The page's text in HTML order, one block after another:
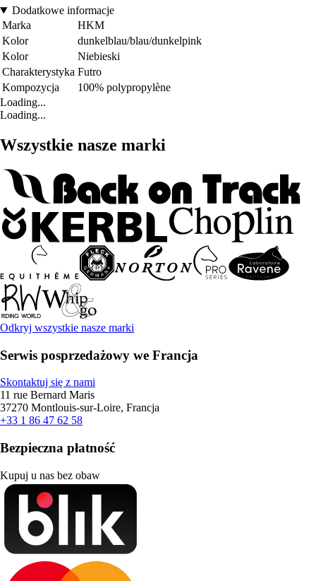
Dodatkowe informacje
Marka
HKM
Kolor
dunkelblau/blau/dunkelpink
Kolor
Niebieski
Charakterystyka Futro
Kompozycja
100% polypropylène
Loading...
Loading...
Wszystkie nasze marki
Odkryj wszystkie nasze marki
Serwis posprzedażowy we Francja
Skontaktuj się z nami
11 rue Bernard Maris
37270 Montlouis-sur-Loire, Francja
+33 1 86 47 62 58
Bezpieczna płatność
Kupuj u nas bez obaw